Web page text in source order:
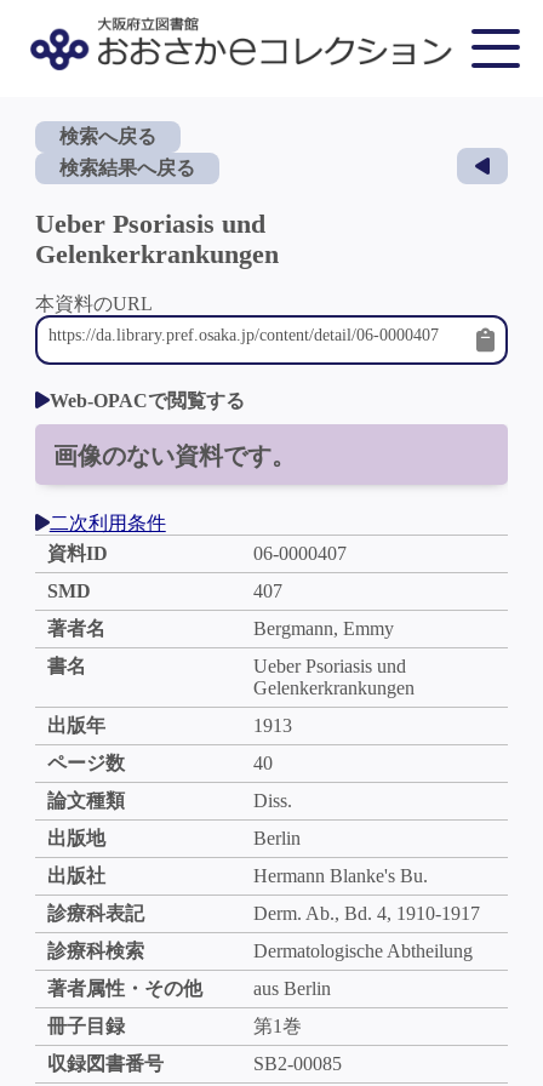
検索へ戻る
検索結果へ戻る
Ueber Psoriasis und
Gelenkerkrankungen
本資料のURL
Web-OPACで閲覧する
画像のない資料です。
二次利用条件
資料ID
06-0000407
SMD
407
著者名
Bergmann, Emmy
書名
Ueber Psoriasis und
Gelenkerkrankungen
出版年
1913
ページ数
40
論文種類
Diss.
出版地
Berlin
出版社
Hermann Blanke's Bu.
診療科表記
Derm. Ab., Bd. 4, 1910-1917
診療科検索
Dermatologische Abtheilung
著者属性・その他
aus Berlin
冊子目録
第1巻
収録図書番号
SB2-00085